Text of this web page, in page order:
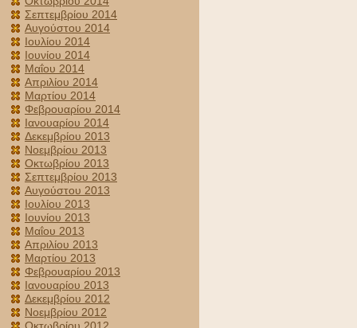
Σεπτεμβρίου 2014
Αυγούστου 2014
Ιουλίου 2014
Ιουνίου 2014
Μαΐου 2014
Απριλίου 2014
Μαρτίου 2014
Φεβρουαρίου 2014
Ιανουαρίου 2014
Δεκεμβρίου 2013
Νοεμβρίου 2013
Οκτωβρίου 2013
Σεπτεμβρίου 2013
Αυγούστου 2013
Ιουλίου 2013
Ιουνίου 2013
Μαΐου 2013
Απριλίου 2013
Μαρτίου 2013
Φεβρουαρίου 2013
Ιανουαρίου 2013
Δεκεμβρίου 2012
Νοεμβρίου 2012